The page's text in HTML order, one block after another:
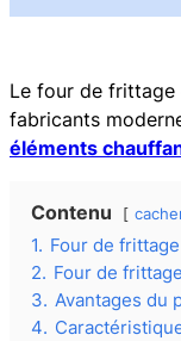
Le four de frittage
fabricants
éléments
Contenu
1. Four de
2. Four de
3. Avantages du
4.